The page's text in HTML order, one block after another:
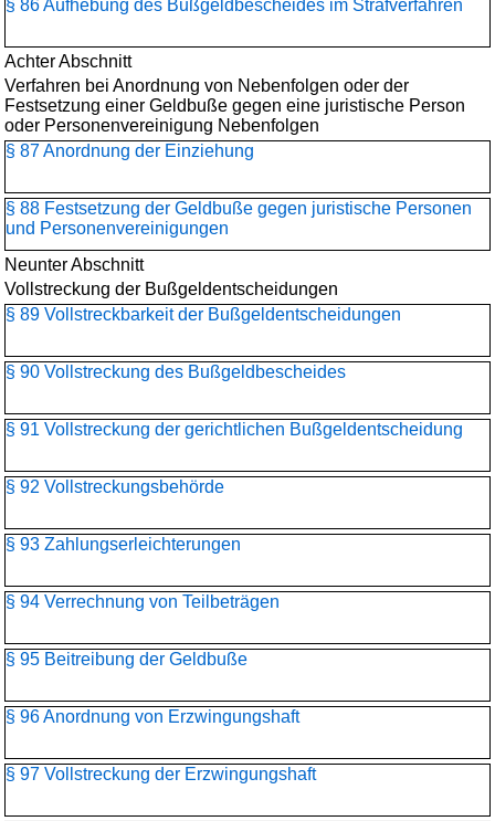
§ 86 Aufhebung des Bußgeldbescheides im Strafverfahren
Achter Abschnitt
Verfahren bei Anordnung von Nebenfolgen oder der
Festsetzung einer Geldbuße gegen eine juristische Person
oder Personenvereinigung Nebenfolgen
§ 87 Anordnung der Einziehung
§ 88 Festsetzung der Geldbuße gegen juristische Personen
und Personenvereinigungen
Neunter Abschnitt
Vollstreckung der Bußgeldentscheidungen
§ 89 Vollstreckbarkeit der Bußgeldentscheidungen
§ 90 Vollstreckung des Bußgeldbescheides
§ 91 Vollstreckung der gerichtlichen Bußgeldentscheidung
§ 92 Vollstreckungsbehörde
§ 93 Zahlungserleichterungen
§ 94 Verrechnung von Teilbeträgen
§ 95 Beitreibung der Geldbuße
§ 96 Anordnung von Erzwingungshaft
§ 97 Vollstreckung der Erzwingungshaft